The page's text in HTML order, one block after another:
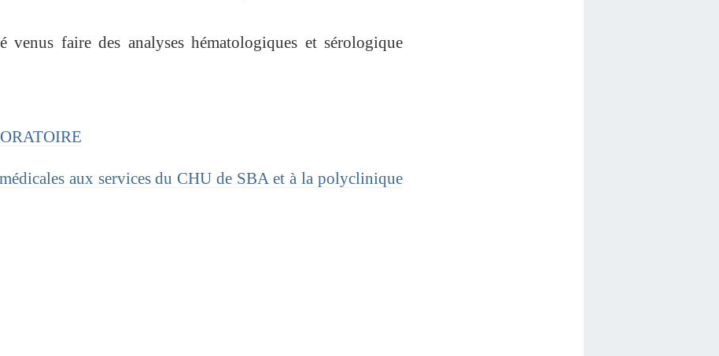
venus faire des analyses hématologiques et sérologique
aux services du CHU de SBA et à la polyclinique